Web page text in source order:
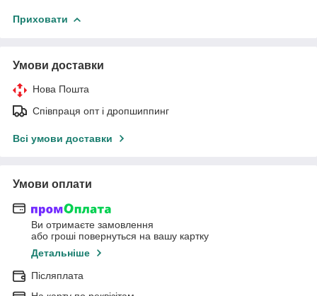
Приховати
Умови доставки
Нова Пошта
Співпраця опт і дропшиппинг
Всі умови доставки
Умови оплати
Ви отримаєте замовлення
або гроші повернуться на вашу картку
Детальніше
Післяплата